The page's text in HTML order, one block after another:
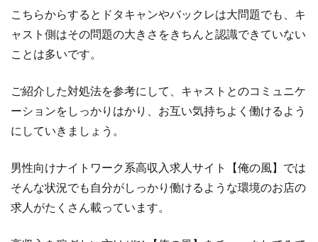
こちらからするとドタキャンやバックレは大問題でも、キ
ャスト側はその問題の大きさをきちんと認識できていない
ことは多いです。
ご紹介した対処法を参考にして、キャストとのコミュニケ
ーションをしっかりはかり、お互い気持ちよく働けるよう
にしていきましょう。
男性向けナイトワーク系高収入求人サイト【俺の風】では
そんな状況でも自分がしっかり働けるような環境のお店の
求人がたくさん載っています。